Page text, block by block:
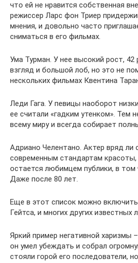
что ей не нравится собственная
режиссер Ларс фон Триер
мнения, и довольно часто
сниматься в его фильмах.
Ума Турман. У нее высокий рост, 42
взгляд и большой лоб, но это не
нескольких фильмах Квентина
Леди Гага. У певицы наоборот
ее считали «гадким утенком». Тем
всему миру и всегда собирает
Адриано Челентано. Актер вряд ли
современным стандартам красоты,
остается любимцем публики, в том
Даже после 80 лет.
Еще в этот список можно
Гейтса, и многих других известных
Яркий пример негативной харизмы
он умел убеждать и собрал
стояли горой его последователи,